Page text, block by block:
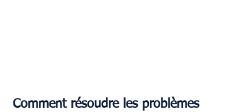
Comment résoudre les problèmes